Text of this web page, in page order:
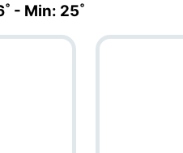
- Min: 25˚